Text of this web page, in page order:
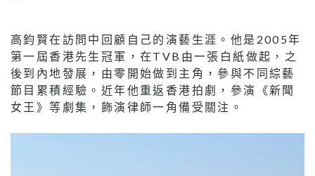
高鈞賢在訪問中回顧自己的演藝生涯。他是2005年
第一屆香港先生冠軍，在TVB由一張白紙做起，之
後到內地發展，由零開始做到主角，參與不同綜藝
節目累積經驗。近年他重返香港拍劇，參演《新聞
女王》等劇集，飾演律師一角備受關注。